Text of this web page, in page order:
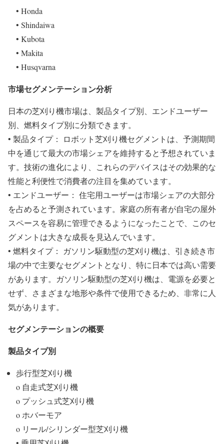
• Honda
• Shindaiwa
• Kubota
• Makita
• Husqvarna
市場セグメンテーション分析
日本の芝刈り機市場は、製品タイプ別、エンドユーザー
別、燃料タイプ別に分類できます。
• 製品タイプ： ロボット芝刈り機セグメントは、予測期間
中を通じて最大の市場シェアを維持すると予想されていま
す。技術の進化により、これらのデバイスはその効果的な
性能と利便性で消費者の注目を集めています。
• エンドユーザー： 住宅用ユーザーは市場シェアの大部分
を占めると予測されています。家庭の所有者が自宅の屋外
スペースを容易に管理できるようになったことで、このセ
グメントは大きな成長を見込んでいます。
• 燃料タイプ： ガソリン駆動型の芝刈り機は、引き続き市
場の中で主要なセグメントとなり、特に日本では高い需要
があります。ガソリン駆動型の芝刈り機は、電源を必要と
せず、さまざまな地形や条件で使用できるため、非常に人
気があります。
セグメンテーションの概要
製品タイプ別
歩行型芝刈り機
o 自走式芝刈り機
o プッシュ式芝刈り機
o ホバーモア
o リール/シリンダー型芝刈り機